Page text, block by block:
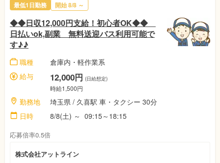
最低1日勤務 開始 8/8 ～
◆◆日収12,000円支給！初心者OK◆◆
日払いok,副業 無料送迎バス利用可能で
す♪♪
職種
倉庫内・軽作業系
給与
12,000円 (日給想定)
時給1,500円
勤務地
埼玉県 / 久喜駅 車・タクシー 30分
日時
8/8(土) ～ 09:15～18:15
応募倍率0.5倍
株式会社アットライン